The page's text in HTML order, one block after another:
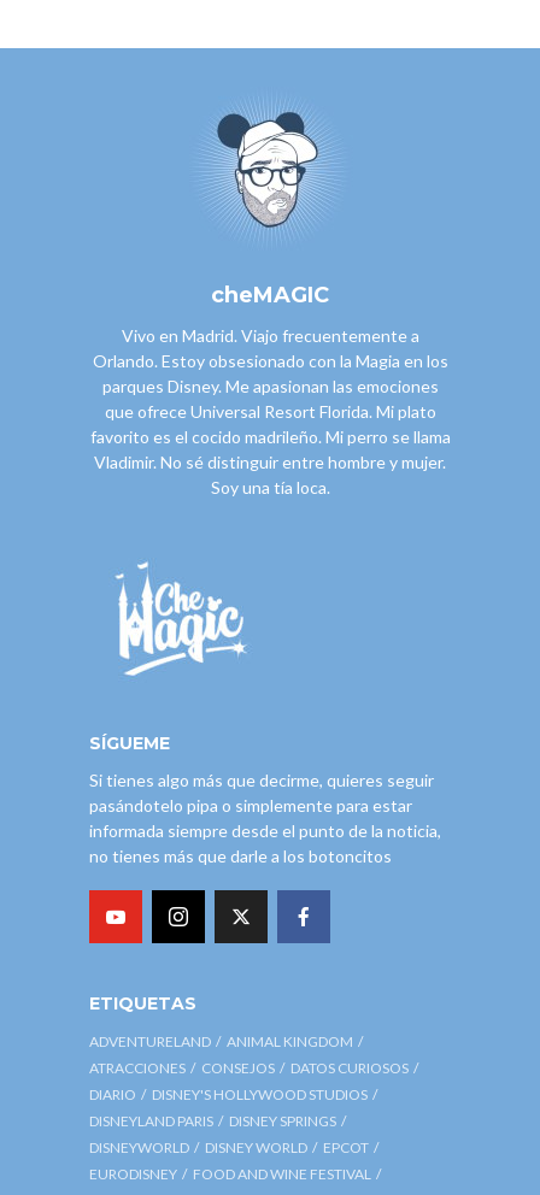
cheMAGIC
Vivo en Madrid. Viajo frecuentemente a
Orlando. Estoy obsesionado con la Magia en los
parques Disney. Me apasionan las emociones
que ofrece Universal Resort Florida. Mi plato
favorito es el cocido madrileño. Mi perro se llama
Vladimir. No sé distinguir entre hombre y mujer.
Soy una tía loca.
SÍGUEME
Si tienes algo más que decirme, quieres seguir
pasándotelo pipa o simplemente para estar
informada siempre desde el punto de la noticia,
no tienes más que darle a los botoncitos
ETIQUETAS
ADVENTURELAND
ANIMAL KINGDOM
ATRACCIONES
CONSEJOS
DATOS CURIOSOS
DIARIO
DISNEY'S HOLLYWOOD STUDIOS
DISNEYLAND PARIS
DISNEY SPRINGS
DISNEYWORLD
DISNEY WORLD
EPCOT
EURODISNEY
FOOD AND WINE FESTIVAL